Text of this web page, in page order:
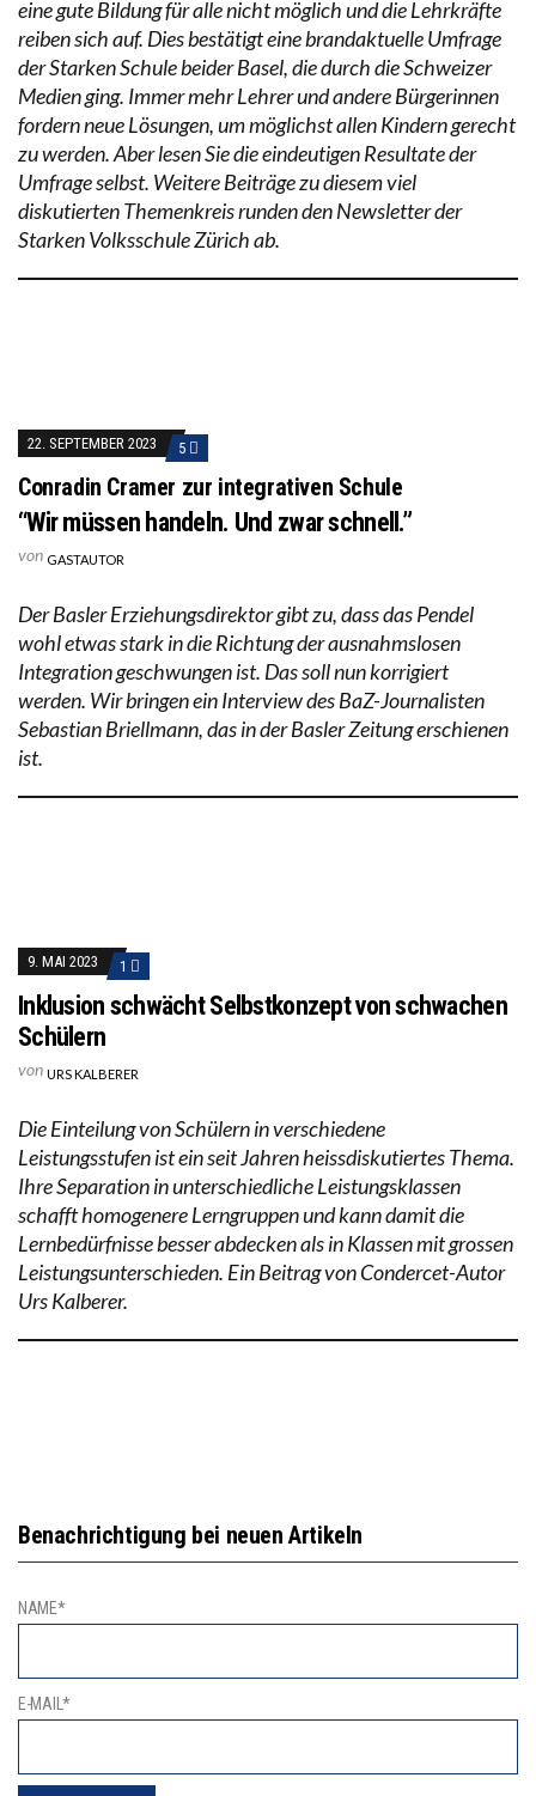
eine gute Bildung für alle nicht möglich und die Lehrkräfte
reiben sich auf. Dies bestätigt eine brandaktuelle Umfrage
der Starken Schule beider Basel, die durch die Schweizer
Medien ging. Immer mehr Lehrer und andere Bürgerinnen
fordern neue Lösungen, um möglichst allen Kindern gerecht
zu werden. Aber lesen Sie die eindeutigen Resultate der
Umfrage selbst. Weitere Beiträge zu diesem viel
diskutierten Themenkreis runden den Newsletter der
Starken Volksschule Zürich ab.
22. SEPTEMBER 2023 5
Conradin Cramer zur integrativen Schule
“Wir müssen handeln. Und zwar schnell.”
von GASTAUTOR
Der Basler Erziehungsdirektor gibt zu, dass das Pendel
wohl etwas stark in die Richtung der ausnahmslosen
Integration geschwungen ist. Das soll nun korrigiert
werden. Wir bringen ein Interview des BaZ-Journalisten
Sebastian Briellmann, das in der Basler Zeitung erschienen
ist.
9. MAI 2023 1
Inklusion schwächt Selbstkonzept von schwachen
Schülern
von URS KALBERER
Die Einteilung von Schülern in verschiedene
Leistungsstufen ist ein seit Jahren heissdiskutiertes Thema.
Ihre Separation in unterschiedliche Leistungsklassen
schafft homogenere Lerngruppen und kann damit die
Lernbedürfnisse besser abdecken als in Klassen mit grossen
Leistungsunterschieden. Ein Beitrag von Condercet-Autor
Urs Kalberer.
Benachrichtigung bei neuen Artikeln
NAME*
E-MAIL*